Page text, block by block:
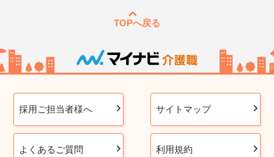
TOPへ戻る
採用ご担当者様へ サイトマップ
よくあるご質問 利用規約